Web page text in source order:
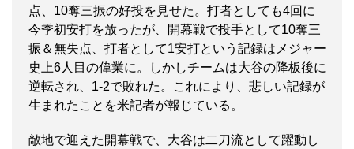
点、10奪三振の好投を見せた。打者としても4回に
今季初安打を放ったが、開幕戦で投手として10奪三
振＆無失点、打者として1安打という記録はメジャー
史上6人目の偉業に。しかしチームは大谷の降板後に
逆転され、1-2で敗れた。これにより、悲しい記録が
生まれたことを米記者が報じている。
敵地で迎えた開幕戦で、大谷は二刀流として躍動し